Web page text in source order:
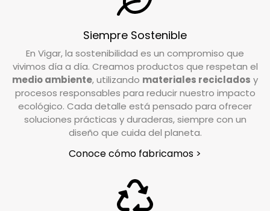
¿Cuál es el plazo de devolución de mi pedido?
Tienes un plazo de 15 días desde que recibes tu
pedido para solicitar la devolución. Si tienes
alguna duda o necesitas realizar la solicitud,
nuestro equipo de Atención al Cliente está a tu
disposición para ayudarte.
Escríbenos ainfo@vigar.com , y estaremos
encantados de asistirte con lo que necesites.
Siempre Sostenible
En Vigar, la sostenibilidad es un compromiso que
vivimos día a día. Creamos productos que respetan el
medio ambiente, utilizando materiales reciclados y
procesos responsables para reducir nuestro impacto
ecológico. Cada detalle está pensado para ofrecer
soluciones prácticas y duraderas, siempre con un
diseño que cuida del planeta.
Conoce cómo fabricamos >